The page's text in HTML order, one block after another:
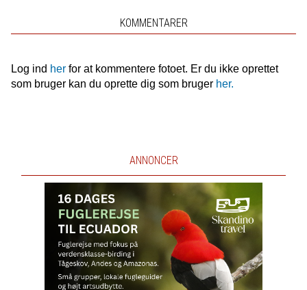
KOMMENTARER
Log ind herfor at kommentere fotoet. Er du ikke oprettet
som bruger kan du oprette dig som bruger her.
ANNONCER